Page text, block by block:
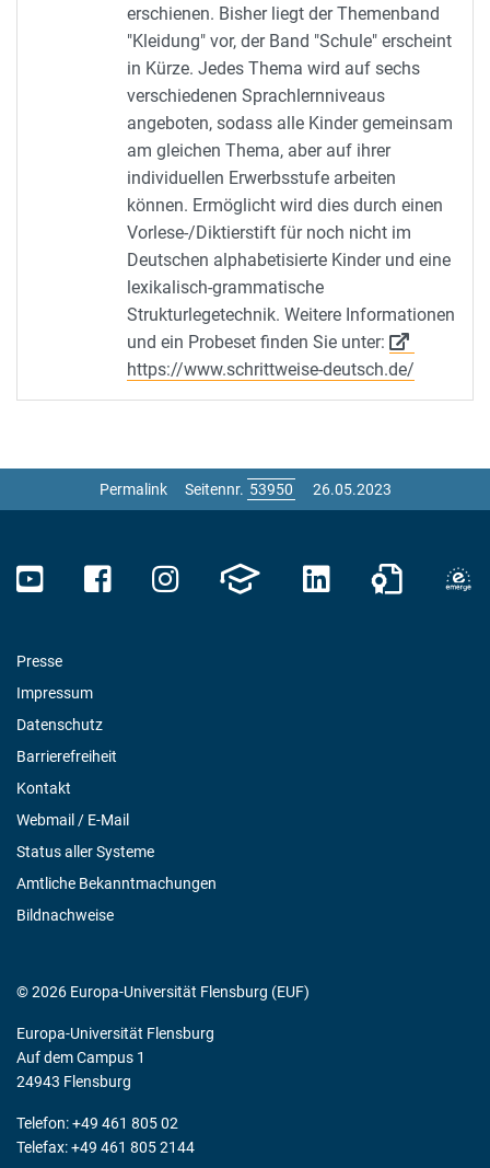
erschienen. Bisher liegt der Themenband
"Kleidung" vor, der Band "Schule" erscheint
in Kürze. Jedes Thema wird auf sechs
verschiedenen Sprachlernniveaus
angeboten, sodass alle Kinder gemeinsam
am gleichen Thema, aber auf ihrer
individuellen Erwerbsstufe arbeiten
können. Ermöglicht wird dies durch einen
Vorlese-/Diktierstift für noch nicht im
Deutschen alphabetisierte Kinder und eine
lexikalisch-grammatische
Strukturlegetechnik. Weitere Informationen
und ein Probeset finden Sie unter:
https://www.schrittweise-deutsch.de/
Permalink Seitennr. 26.05.2023
Presse
Impressum
Datenschutz
Barrierefreiheit
Kontakt
Webmail / E-Mail
Status aller Systeme
Amtliche Bekanntmachungen
Bildnachweise
© 2026 Europa-Universität Flensburg (EUF)
Europa-Universität Flensburg
Auf dem Campus 1
24943 Flensburg
Telefon: +49 461 805 02
Telefax: +49 461 805 2144